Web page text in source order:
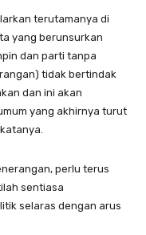
terutamanya di
yang berunsurkan
dan parti tanpa
tidak bertindak
dan ini akan
yang akhirnya turut
perlu terus
sentiasa
selaras dengan arus